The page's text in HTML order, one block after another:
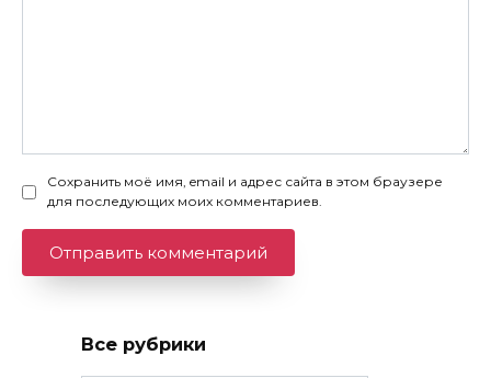
Сохранить моё имя, email и адрес сайта в этом браузере
для последующих моих комментариев.
Все рубрики